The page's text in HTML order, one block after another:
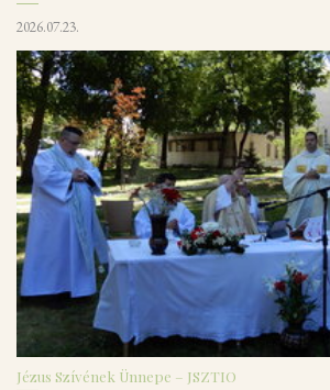
2026.07.23.
Jézus Szívének Ünnepe – JSZTIO